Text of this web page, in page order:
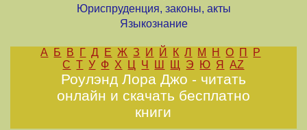
Юриспруденция, законы, акты
Языкознание
А Б В Г Д Е Ж З И Й К Л М Н О П
Р
С Т У Ф Х Ц Ч Ш Щ Э Ю Я AZ
Роулэнд Лора Джо - читать
онлайн и скачать бесплатно
книги